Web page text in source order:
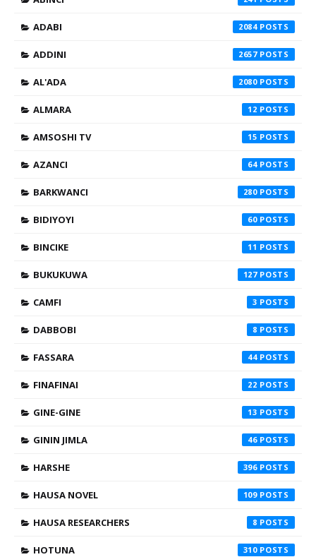
ADABI 2084
ADDINI 2657
AL'ADA 2080
ALMARA 12
AMSOSHI TV 15
AZANCI 64
BARKWANCI 280
BIDIYOYI 60
BINCIKE 11
BUKUKUWA 127
CAMFI 3
DABBOBI 8
FASSARA 44
FINAFINAI 22
GINE-GINE 13
GININ JIMLA 46
HARSHE 396
HAUSA NOVEL 109
HAUSA RESEARCHERS 8
HOTUNA 310